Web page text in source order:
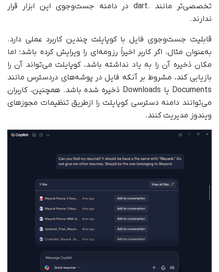
تخصصی‌تر مانند .dart در دامنه جست‌وجوی این ابزار قرار
ندارند.
قابلیت جست‌وجوی فایل با کوپایلت چندین کاربرد عملی دارد.
به‌عنوان مثال، اگر کاربر اخیراً رزومه‌ای را ویرایش کرده باشد؛ اما
مکان ذخیره آن را به یاد نداشته باشد، کوپایلت می‌تواند آن را
بازیابی کند، مشروط بر آنکه فایل در پوشه‌های دردسترس مانند
Documents یا Downloads ذخیره شده باشد. همچنین، کاربران
می‌توانند دامنه دسترسی کوپایلت را از‌طریق تنظیمات مجوزهای
ویندوز مدیریت کنند.